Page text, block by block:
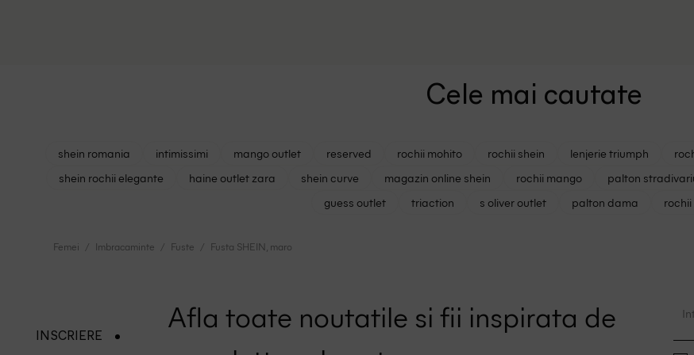
Cele mai cautate
shein romania intimissimi mango outlet reserved rochii mohito rochii shein lenjerie triumph
shein rochii elegante
haine outlet zara shein curve magazin online shein rochii mango palton
guess outlet
triaction s oliver outlet palton dama
Femei Imbracaminte Fuste Fusta SHEIN, maro
INSCRIERE
Afla toate noutatile si fii inspirata de